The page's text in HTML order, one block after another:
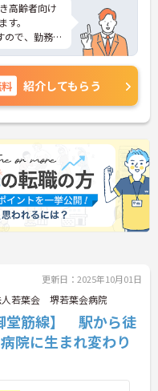
高齢者向け
。
ので、勤務
てしっかり
など、さら
ご相談くだ
紹介してもらう
更新日：2025年10月01日
人若葉会 堺若葉会病院
堂筋線】 駅から徒
院に生まれ変わり